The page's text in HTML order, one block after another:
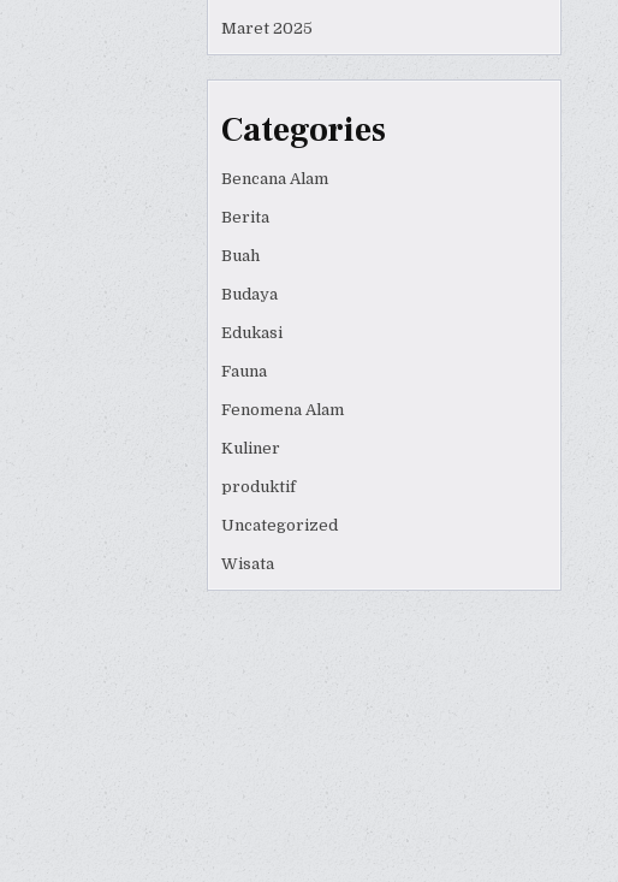
Maret 2025
Categories
Bencana Alam
Berita
Buah
Budaya
Edukasi
Fauna
Fenomena Alam
Kuliner
produktif
Uncategorized
Wisata